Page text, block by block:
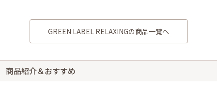
GREEN LABEL RELAXINGの商品一覧へ
商品紹介＆おすすめ